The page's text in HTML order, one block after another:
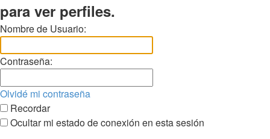
para ver perfiles.
Nombre de Usuario:
Contraseña:
Olvidé mi contraseña
Recordar
Ocultar mi estado de conexión en esta sesión